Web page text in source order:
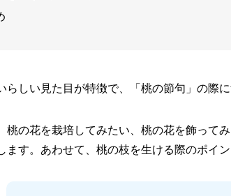
らしい見た目が特徴で、「桃の節句」の際
桃の花を栽培してみたい、桃の花を飾って
ます。あわせて、桃の枝を生ける際のポイ